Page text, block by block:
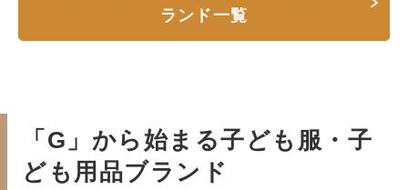
ランド一覧
「G」から始まる子ども服・子
ども用品ブランド